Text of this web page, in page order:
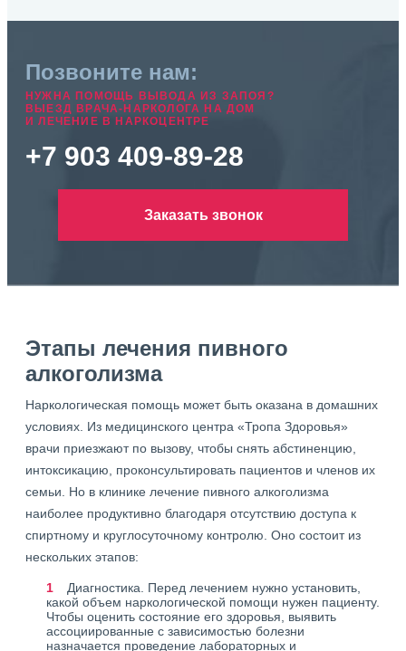
Позвоните нам:
НУЖНА ПОМОЩЬ ВЫВОДА ИЗ ЗАПОЯ?
ВЫЕЗД ВРАЧА-НАРКОЛОГА НА ДОМ
И ЛЕЧЕНИЕ В НАРКОЦЕНТРЕ
+7 903 409-89-28
Заказать звонок
Этапы лечения пивного
алкоголизма
Наркологическая помощь может быть оказана в домашних
условиях. Из медицинского центра «Тропа Здоровья»
врачи приезжают по вызову, чтобы снять абстиненцию,
интоксикацию, проконсультировать пациентов и членов их
семьи. Но в клинике лечение пивного алкоголизма
наиболее продуктивно благодаря отсутствию доступа к
спиртному и круглосуточному контролю. Оно состоит из
нескольких этапов:
Диагностика. Перед лечением нужно установить,
какой объем наркологической помощи нужен пациенту.
Чтобы оценить состояние его здоровья, выявить
ассоциированные с зависимостью болезни
назначается проведение лабораторных и